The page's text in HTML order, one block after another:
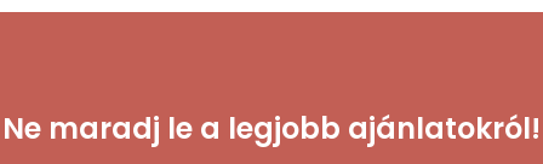
Ne maradj le a legjobb ajánlatokról!